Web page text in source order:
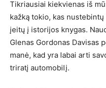
Tikriausiai kiekvienas iš
kažką tokio, kas
įeitų į istorijos knygas.
Glenas Gordonas Davisas
manė, kad yra labai arti
triratį automobilį.